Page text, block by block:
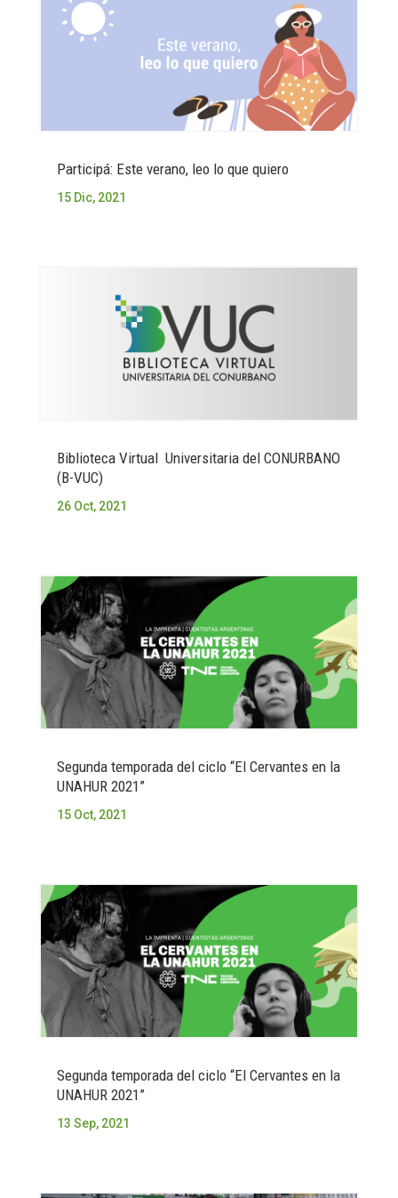
Participá: Este verano, leo lo que quiero
15 Dic, 2021
Biblioteca Virtual Universitaria del CONURBANO
(B-VUC)
26 Oct, 2021
Segunda temporada del ciclo “El Cervantes en la
UNAHUR 2021”
15 Oct, 2021
Segunda temporada del ciclo “El Cervantes en la
UNAHUR 2021”
13 Sep, 2021